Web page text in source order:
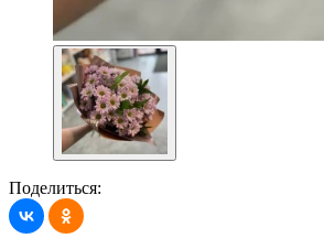
Поделиться: